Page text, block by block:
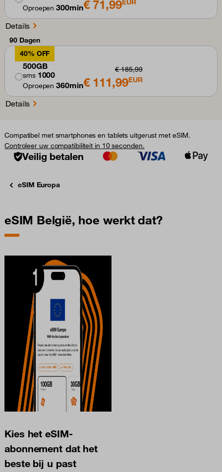
Oproepen300min€ 71,99EUR
Details
90 Dagen
40% OFF
500GB
sms 1000
Oproepen360min
€ 185,99
€ 111,99EUR
Details
Compatibel met smartphones en tablets uitgerust met eSIM.
Controleer uw compatibiliteit in 10 seconden.
Veilig betalen
eSIM Europa
eSIM België, hoe werkt dat?
Kies het eSIM-
abonnement dat het
beste bij u past